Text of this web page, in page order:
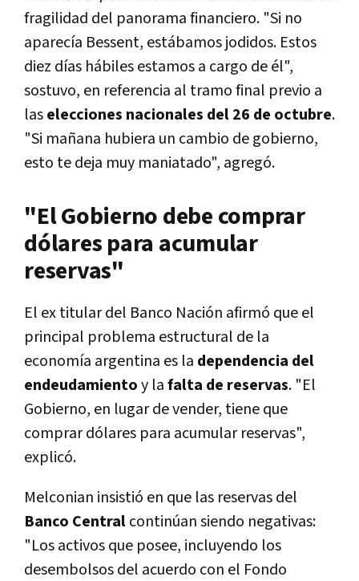
fragilidad del panorama financiero. "Si no
aparecía Bessent, estábamos jodidos. Estos
diez días hábiles estamos a cargo de él",
sostuvo, en referencia al tramo final previo a
laselecciones nacionales del 26 de octubre.
"Si mañana hubiera un cambio de gobierno,
esto te deja muy maniatado", agregó.
"El Gobierno debe comprar
dólares para acumular
reservas"
El ex titular del Banco Nación afirmó que el
principal problema estructural de la
economía argentina es la dependencia del
endeudamientoy lafalta de reservas. "El
Gobierno, en lugar de vender, tiene que
comprar dólares para acumular reservas",
explicó.
Melconian insistió en que las reservas del
Banco Centralcontinúan siendo negativas:
"Los activos que posee, incluyendo los
desembolsos del acuerdo con el Fondo